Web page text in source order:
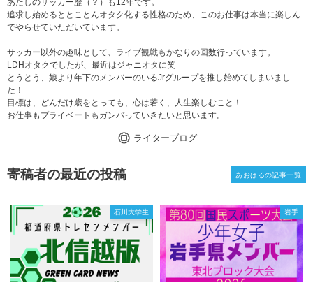
あたしのサッカー歴（？）も12年です。
追求し始めるととことんオタク化する性格のため、このお仕事は本当に楽しん
でやらせていただいています。
サッカー以外の趣味として、ライブ観戦もかなりの回数行っています。
LDHオタクでしたが、最近はジャニオタに笑
とうとう、娘より年下のメンバーのいるJrグループを推し始めてしまいまし
た！
目標は、どんだけ歳をとっても、心は若く、人生楽しむこと！
お仕事もプライベートもガンバっていきたいと思います。
ライターブログ
寄稿者の最近の投稿
石川大学生 岩手
あおはるの記事一覧